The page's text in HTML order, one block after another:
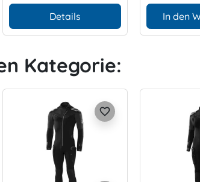
Details In den
Kategorie:
favorite_border